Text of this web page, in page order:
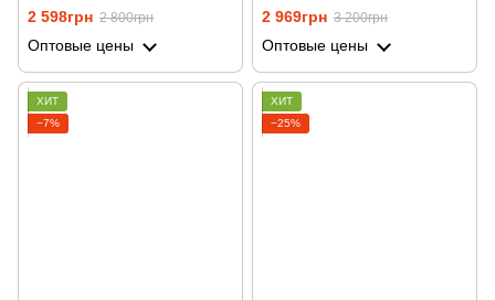
для записи голоса, 8 Гб
памяти, стерео, SD до 64 Гб
2 598грн 2 800грн
Оптовые цены
для записи голоса, 16 Гб
памяти, стерео, SD до 64 Гб
2 969грн 3 200грн
Оптовые цены
ХИТ
−7%
ХИТ
−25%